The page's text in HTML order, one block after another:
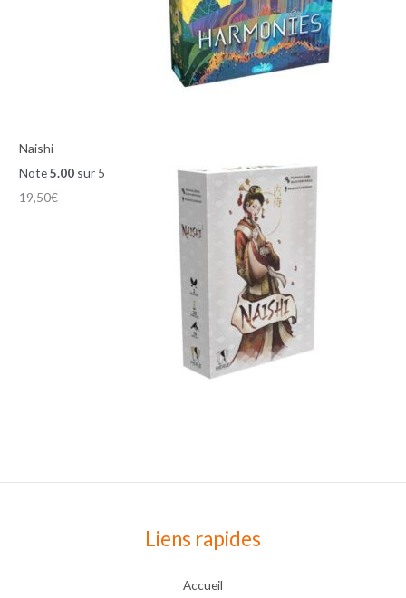
Naishi
Note5.00 sur 5
19,50€
Liens rapides
Accueil